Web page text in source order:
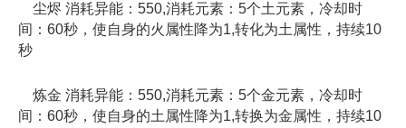
尘烬 消耗异能：550,消耗元素：5个土元素，冷却时
间：60秒，使自身的火属性降为1,转化为土属性，持续10
秒
炼金 消耗异能：550,消耗元素：5个金元素，冷却时
间：60秒，使自身的土属性降为1,转换为金属性，持续10